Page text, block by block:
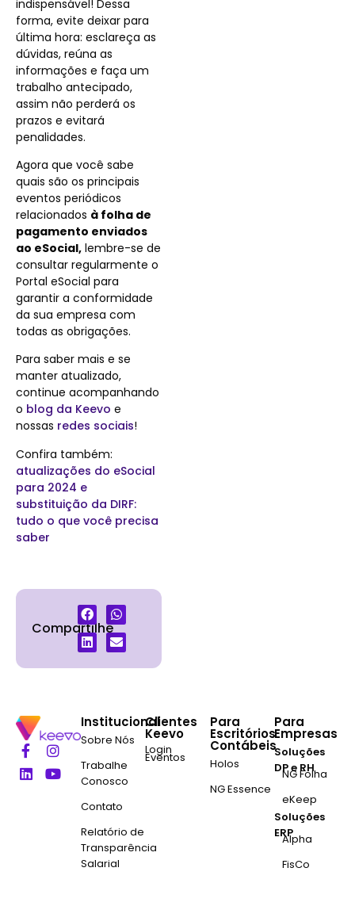
indispensável! Dessa
forma, evite deixar para
última hora: esclareça as
dúvidas, reúna as
informações e faça um
trabalho antecipado,
assim não perderá os
prazos e evitará
penalidades.
Agora que você sabe
quais são os principais
eventos periódicos
relacionados à folha de
pagamento enviados
ao eSocial, lembre-se de
consultar regularmente o
Portal eSocial para
garantir a conformidade
da sua empresa com
todas as obrigações.
Para saber mais e se
manter atualizado,
continue acompanhando
o blog da Keevo e
nossas redes sociais!
Confira também:
atualizações do eSocial
para 2024 e
substituição da DIRF:
tudo o que você precisa
saber
Compartilhe
Institucional
Sobre Nós
Trabalhe
Conosco
Contato
Relatório de
Transparência
Salarial
Clientes
Keevo
Login
Eventos
Para
Escritórios
Contábeis
Holos
NG Essence
Para
Empresas
Soluções
DP e RH
NG Folha
eKeep
Soluções
ERP
Alpha
FisCo